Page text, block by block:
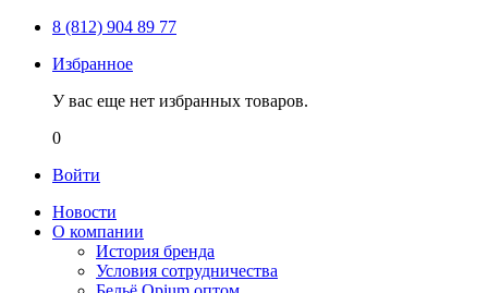
8 (812) 904 89 77
Избранное
У вас еще нет избранных товаров.
0
Войти
Новости
О компании
История бренда
Условия сотрудничества